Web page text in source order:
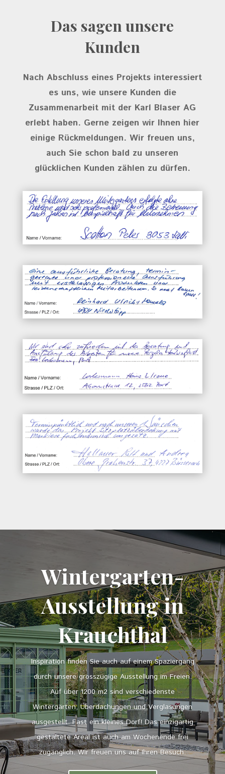
Das sagen unsere
Kunden
Nach Abschluss eines Projekts interessiert
es uns, wie unsere Kunden die
Zusammenarbeit mit der Karl Blaser AG
erlebt haben. Gerne zeigen wir Ihnen hier
einige Rückmeldungen. Wir freuen uns,
auch Sie schon bald zu unseren
glücklichen Kunden zählen zu dürfen.
Wintergarten-
Ausstellung in
Krauchthal
Inspiration finden Sie auch auf einem Spaziergang
durch unsere grosszügige Ausstellung im Freien.
Auf über 1200 m2 sind verschiedenste
Wintergärten, Überdachungen und Verglasungen
ausgestellt. Fast ein kleines Dorf! Das einzigartig
gestaltete Areal ist auch am Wochenende frei
zugänglich. Wir freuen uns auf Ihren Besuch.